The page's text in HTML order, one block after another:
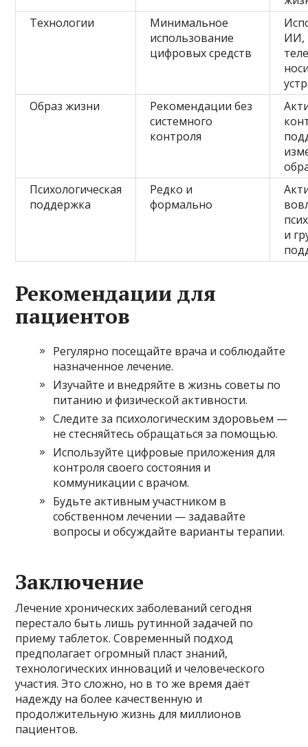
Технологии
Минимальное
использование
цифровых средств
ИИ,
Образ жизни
Рекомендации без
системного
контроля
Психологическая
поддержка
Редко и
формально
и
Рекомендации для
пациентов
Регулярно посещайте врача и соблюдайте
назначенное лечение.
Изучайте и внедряйте в жизнь советы по
питанию и физической активности.
Следите за психологическим здоровьем —
не стесняйтесь обращаться за помощью.
Используйте цифровые приложения для
контроля своего состояния и
коммуникации с врачом.
Будьте активным участником в
собственном лечении — задавайте
вопросы и обсуждайте варианты терапии.
Заключение
Лечение хронических заболеваний сегодня
перестало быть лишь рутинной задачей по
приему таблеток. Современный подход
предполагает огромный пласт знаний,
технологических инноваций и человеческого
участия. Это сложно, но в то же время даёт
надежду на более качественную и
продолжительную жизнь для миллионов
пациентов.